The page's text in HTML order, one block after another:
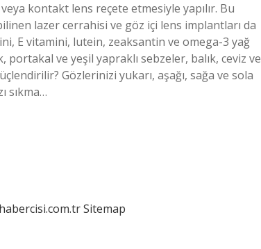
kontakt lens reçete etmesiyle yapılır. Bu
lazer cerrahisi ve göz içi lens implantları da
E vitamini, lutein, zeaksantin ve omega-3 yağ
portakal ve yeşil yapraklı sebzeler, balık, ceviz ve
Gözlerinizi yukarı, aşağı, sağa ve sola
sıkma…
Sitemap